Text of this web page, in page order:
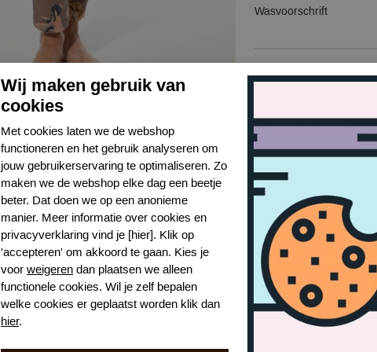
Wasvoorschrift
Toon alles van short stories
Naar alle tops en broeken
short stories
Wij maken gebruik van
cookies
Met cookies laten we de webshop
functioneren en het gebruik analyseren om
jouw gebruikerservaring te optimaliseren. Zo
maken we de webshop elke dag een beetje
beter. Dat doen we op een anonieme
manier. Meer informatie over cookies en
privacyverklaring vind je [hier]. Klik op
'accepteren' om akkoord te gaan. Kies je
voor weigeren dan plaatsen we alleen
functionele cookies. Wil je zelf bepalen
welke cookies er geplaatst worden klik dan
hier.